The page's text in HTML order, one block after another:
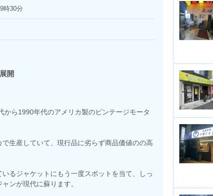
時30分
開
ら1990年代のアメリカ製のビンテージモータ
生産していて、現行品に劣らず商品価値のの高
るジャケットにもう一度スポットを当て、しっ
ンが現代に蘇ります。